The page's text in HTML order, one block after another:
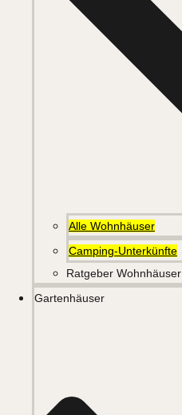
Alle Wohnhäuser
Camping-Unterkünfte
Ratgeber Wohnhäuser
Gartenhäuser